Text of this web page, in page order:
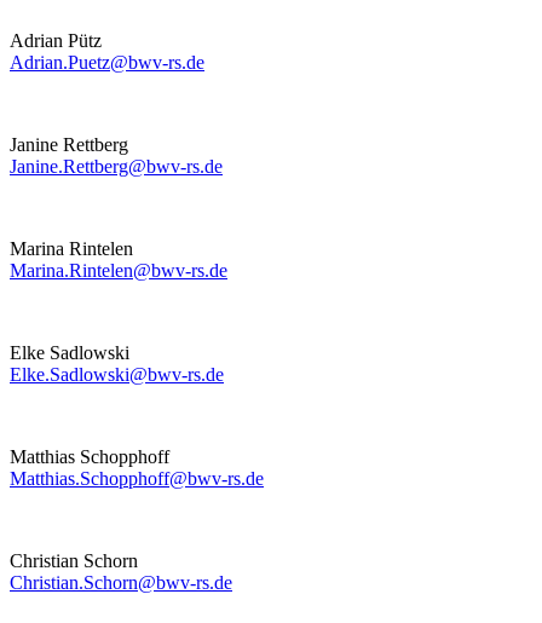
Adrian Pütz
Adrian.Puetz@bwv-rs.de
Janine Rettberg
Janine.Rettberg@bwv-rs.de
Marina Rintelen
Marina.Rintelen@bwv-rs.de
Elke Sadlowski
Elke.Sadlowski@bwv-rs.de
Matthias Schopphoff
Matthias.Schopphoff@bwv-rs.de
Christian Schorn
Christian.Schorn@bwv-rs.de